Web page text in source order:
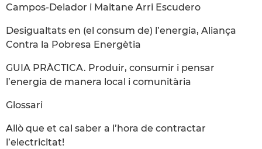
Campos-Delador i Maitane Arri Escudero
Desigualtats en (el consum de) l’energia, Aliança
Contra la Pobresa Energètia
GUIA PRÀCTICA. Produir, consumir i pensar
l’energia de manera local i comunitària
Glossari
Allò que et cal saber a l’hora de contractar
l’electricitat!